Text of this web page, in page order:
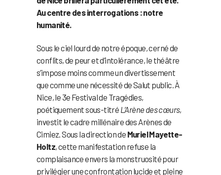
Au centre des interrogations : notre
humanité.
Sous le ciel lourd de notre époque, cerné de
conflits, de peur et d’intolérance, le théâtre
s’impose moins comme un divertissement
que comme une nécessité de Salut public. À
Nice, le 3e Festival de Tragédies,
poétiquement sous-titré L’Arène des cœurs,
investit le cadre millénaire des Arènes de
Cimiez. Sous la direction de Muriel Mayette-
Holtz, cette manifestation refuse la
complaisance envers la monstruosité pour
privilégier une confrontation lucide et pleine